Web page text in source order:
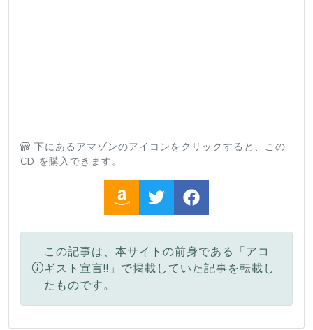
下にあるアマゾンのアイコンをクリックすると、この
CD を購入できます。
この記事は、本サイトの前身である「アコ
ギスト宣言!!」で掲載していた記事を転載し
たものです。